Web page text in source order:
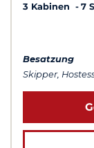
3 Kabinen
7
Besatzung
Skipper,